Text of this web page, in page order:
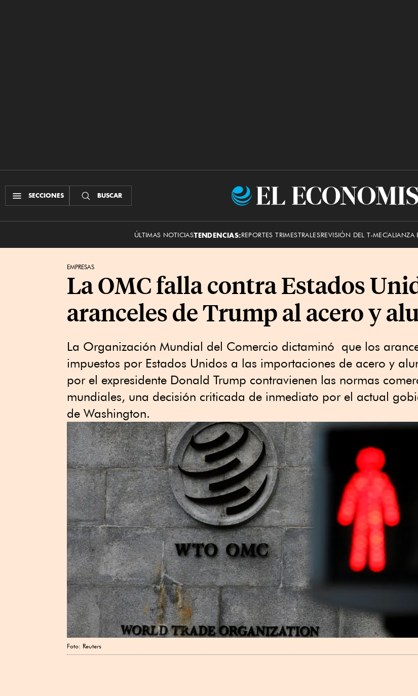
SECCIONES BUSCAR
El
ÚLTIMAS NOTICIASTENDENCIAS:REPORTES TRIMESTRALESREVISIÓN DEL T-MECALIANZA
EMPRESAS
La OMC falla contra Estados
aranceles de Trump al acero y
La Organización Mundial del Comercio dictaminó que los
impuestos por Estados Unidos a las importaciones de acero y
por el expresidente Donald Trump contravienen las normas
mundiales, una decisión criticada de inmediato por el actual
de Washington.
Foto: Reuters